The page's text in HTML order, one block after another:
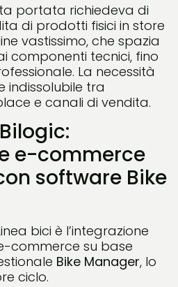
portata richiedeva di
di prodotti fisici in store
vastissimo, che spazia
componenti tecnici, fino
La necessità
indissolubile tra
e canali di vendita.
e-commerce
software Bike
bici è l’integrazione
commerce su base
Bike Manager, lo
ciclo.